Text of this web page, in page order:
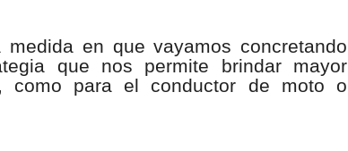
en que vayamos concretando
que nos permite brindar mayor
como para el conductor de moto o